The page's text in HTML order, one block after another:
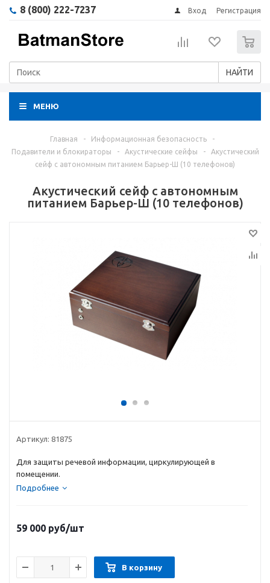
8 (800) 222-7237 Вход Регистрация
НАЙТИ
МЕНЮ
Главная - Информационная безопасность
-
Подавители и блокираторы
- Акустические сейфы -
Акустический
сейф с автономным питанием Барьер-Ш (10 телефонов)
Акустический сейф с автономным
питанием Барьер-Ш (10 телефонов)
Артикул: 81875
Для защиты речевой информации, циркулирующей в
помещении.
Подробнее
59 000 руб/шт
В корзину